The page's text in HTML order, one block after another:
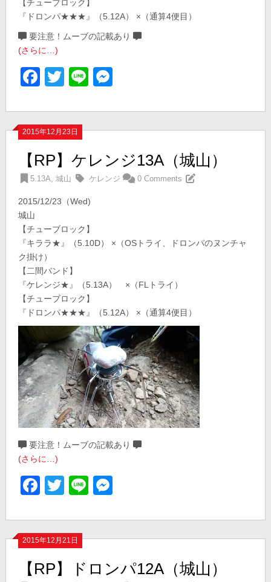
【チューブロック】
『ドロンパ★★★』（5.12A） ×（通算4便目）
要注意！ムーブの記載あり
(さらに…)
Facebook
Twitter
Line
2015年12月23日
【RP】ケレンジ13A（城山）
5.13A,城山 ケレンジ 0 Comments
2015/12/23（Wed)
城山
【チューブロック】
『キララ★』（5.10D） ×（OSトライ、ドロンパのヌンチャ
ク掛け）
【二間バンド】
『ケレンジ★』（5.13A） ×（FLトライ）
【チューブロック】
『ドロンパ★★★』（5.12A） ×（通算4便目）
要注意！ムーブの記載あり
(さらに…)
Facebook
Twitter
Line
2015年12月21日
【RP】ドロンパ12A（城山）